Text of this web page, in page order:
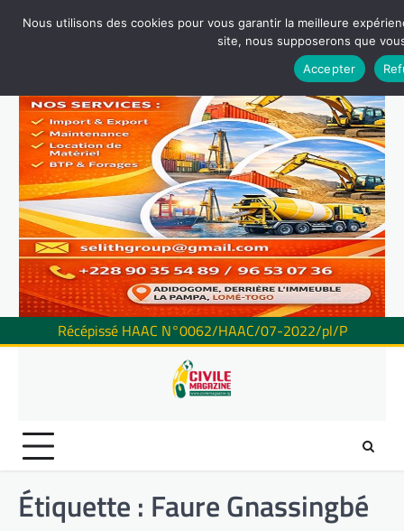
Récépissé HAAC N°0062/HAAC/07-2022/pl/P
Étiquette : Faure Gnassingbé
Nous utilisons des cookies pour vous garantir la meilleure
site, nous supposerons que
Accepter